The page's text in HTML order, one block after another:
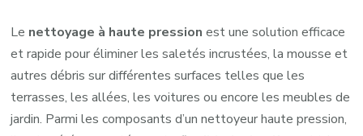
Le nettoyage à haute pression est une solution efficace
et rapide pour éliminer les saletés incrustées, la mousse et
autres débris sur différentes surfaces telles que les
terrasses, les allées, les voitures ou encore les meubles de
jardin. Parmi les composants d’un nettoyeur haute pression,